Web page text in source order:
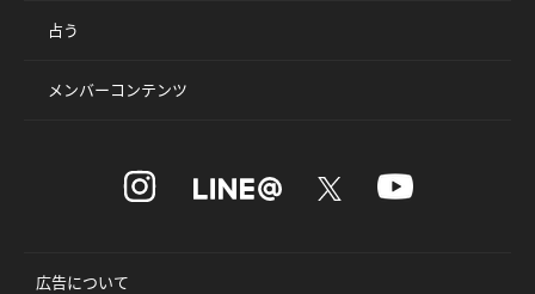
占う
メンバーコンテンツ
広告について